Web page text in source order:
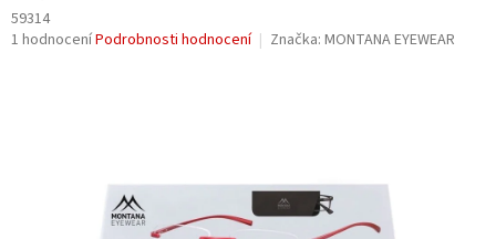
59314
Průměrné
1 hodnoceníPodrobnosti hodnocení Značka: MONTANA EYEWEAR